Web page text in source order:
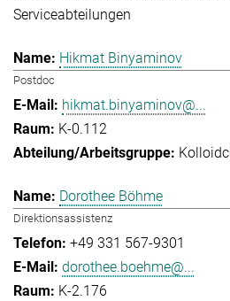
Serviceabteilungen
Hikmat Binyaminov
Postdoc
hikmat.binyaminov@...
K-0.112
Dorothee Böhme
Direktionsassistenz
+49 331 567-9301
dorothee.boehme@...
K-2.176